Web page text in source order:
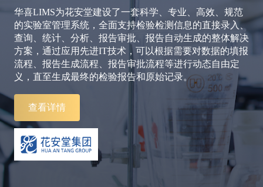
华喜LIMS为花安堂建设了一套科学、专业、高效、规范
的实验室管理系统，全面支持检验检测信息的直接录入、
查询、统计、分析、报告审批、报告自动生成的整体解决
方案，通过应用先进IT技术，可以根据需要对数据的填报
流程、报告生成流程、报告审批流程等进行动态自由定
义，直至生成最终的检验报告和原始记录。
查看详情